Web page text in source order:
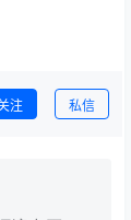
注 私信